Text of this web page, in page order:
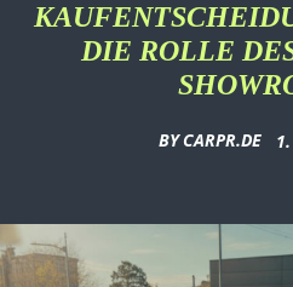
DIE ROLLE
BY CARPR.DE